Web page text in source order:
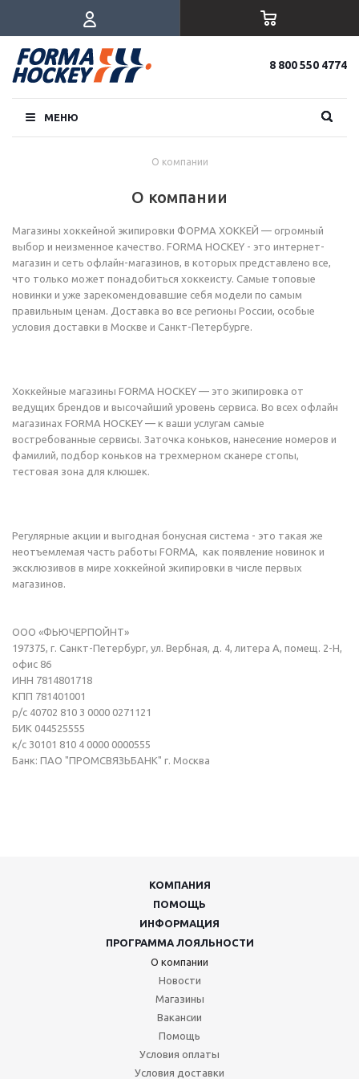
8 800 550 4774
МЕНЮ
О компании
О компании
Магазины хоккейной экипировки ФОРМА ХОККЕЙ — огромный
выбор и неизменное качество. FORMA HOCKEY - это интернет-
магазин и сеть офлайн-магазинов, в которых представлено все,
что только может понадобиться хоккеисту. Самые топовые
новинки и уже зарекомендовавшие себя модели по самым
правильным ценам. Доставка во все регионы России, особые
условия доставки в Москве и Санкт-Петербурге.
Хоккейные магазины FORMA HOCKEY — это экипировка от
ведущих брендов и высочайший уровень сервиса. Во всех офлайн
магазинах FORMA HOCKEY — к ваши услугам самые
востребованные сервисы. Заточка коньков, нанесение номеров и
фамилий, подбор коньков на трехмерном сканере стопы,
тестовая зона для клюшек.
Регулярные акции и выгодная бонусная система - это такая же
неотъемлемая часть работы FORMA, как появление новинок и
эксклюзивов в мире хоккейной экипировки в числе первых
магазинов.
ООО «ФЬЮЧЕРПОЙНТ»
197375, г. Санкт-Петербург, ул. Вербная, д. 4, литера А, помещ. 2-Н,
офис 86
ИНН 7814801718
КПП 781401001
р/с 40702 810 3 0000 0271121
БИК 044525555
к/с 30101 810 4 0000 0000555
Банк: ПАО "ПРОМСВЯЗЬБАНК" г. Москва
КОМПАНИЯ
ПОМОЩЬ
ИНФОРМАЦИЯ
ПРОГРАММА ЛОЯЛЬНОСТИ
О компании
Новости
Магазины
Вакансии
Помощь
Условия оплаты
Условия доставки